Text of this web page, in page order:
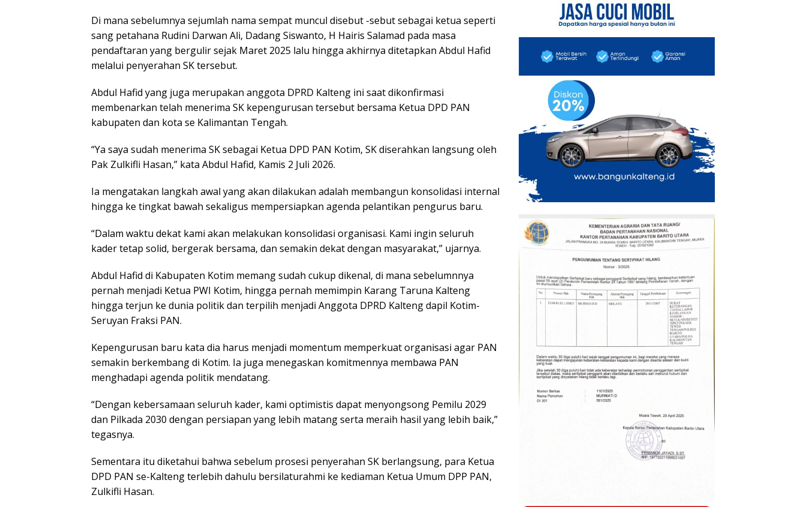
Di mana sebelumnya sejumlah nama sempat muncul disebut -sebut sebagai ketua seperti
sang petahana Rudini Darwan Ali, Dadang Siswanto, H Hairis Salamad pada masa
pendaftaran yang bergulir sejak Maret 2025 lalu hingga akhirnya ditetapkan Abdul Hafid
melalui penyerahan SK tersebut.
Abdul Hafid yang juga merupakan anggota DPRD Kalteng ini saat dikonfirmasi
membenarkan telah menerima SK kepengurusan tersebut bersama Ketua DPD PAN
kabupaten dan kota se Kalimantan Tengah.
“Ya saya sudah menerima SK sebagai Ketua DPD PAN Kotim, SK diserahkan langsung oleh
Pak Zulkifli Hasan,” kata Abdul Hafid, Kamis 2 Juli 2026.
Ia mengatakan langkah awal yang akan dilakukan adalah membangun konsolidasi internal
hingga ke tingkat bawah sekaligus mempersiapkan agenda pelantikan pengurus baru.
“Dalam waktu dekat kami akan melakukan konsolidasi organisasi. Kami ingin seluruh
kader tetap solid, bergerak bersama, dan semakin dekat dengan masyarakat,” ujarnya.
Abdul Hafid di Kabupaten Kotim memang sudah cukup dikenal, di mana sebelumnnya
pernah menjadi Ketua PWI Kotim, hingga pernah memimpin Karang Taruna Kalteng
hingga terjun ke dunia politik dan terpilih menjadi Anggota DPRD Kalteng dapil Kotim-
Seruyan Fraksi PAN.
Kepengurusan baru kata dia harus menjadi momentum memperkuat organisasi agar PAN
semakin berkembang di Kotim. Ia juga menegaskan komitmennya membawa PAN
menghadapi agenda politik mendatang.
“Dengan kebersamaan seluruh kader, kami optimistis dapat menyongsong Pemilu 2029
dan Pilkada 2030 dengan persiapan yang lebih matang serta meraih hasil yang lebih baik,”
tegasnya.
Sementara itu diketahui bahwa sebelum prosesi penyerahan SK berlangsung, para Ketua
DPD PAN se-Kalteng terlebih dahulu bersilaturahmi ke kediaman Ketua Umum DPP PAN,
Zulkifli Hasan.